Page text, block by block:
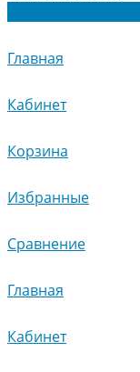
Главная
Кабинет
Корзина
Избранные
Сравнение
Главная
Кабинет